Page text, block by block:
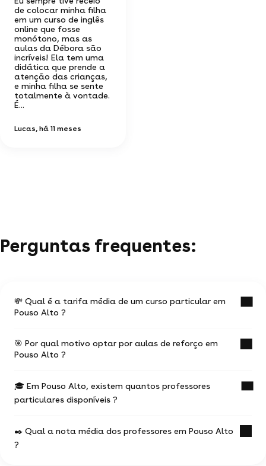
de colocar minha filha
em um curso de inglês
online que fosse
monótono, mas as
aulas da Débora são
incríveis! Ela tem uma
didática que prende a
atenção das crianças,
e minha filha se sente
totalmente à vontade.
É...
Lucas, há 11 meses
Perguntas frequentes:
💸 Qual é a tarifa média de um curso particular em
Pouso Alto ?
O valor médio de uma aula particular em Pouso
Alto é de R$ 39.
Esses valores podem variar de acordo com
o local do curso (online ou a domicílio) e a
🎯 Por qual motivo optar por aulas de reforço em
Pouso Alto ?
Ter aulas com um professor experiente na
temática desejada vai te ajudar a progredir mais
🎓 Em Pouso Alto, existem quantos professores
particulares disponíveis ?
6 profes particulares propõem seus serviços.
✒️ Qual a nota média dos professores em Pouso Alto
?